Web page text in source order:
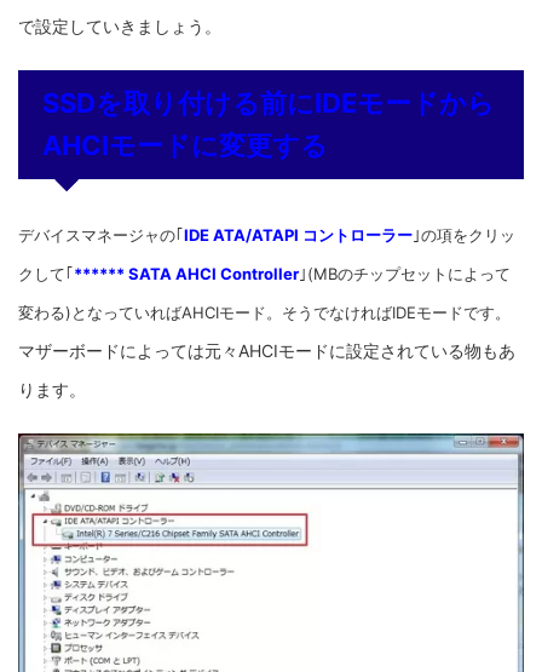
で設定していきましょう。
SSDを取り付ける前にIDEモードから
AHCIモードに変更する
デバイスマネージャの｢IDE ATA/ATAPI コントローラー｣の項をクリッ
クして｢****** SATA AHCI Controller｣(MBのチップセットによって
変わる)となっていればAHCIモード。そうでなければIDEモードです。
マザーボードによっては元々AHCIモードに設定されている物もあ
ります。